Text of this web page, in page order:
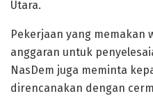
Utara.
Pekerjaan yang memakan
anggaran untuk
NasDem juga meminta
direncanakan dengan